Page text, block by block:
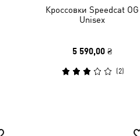
Кроссовки Speedcat OG
Unisex
5 590,00 ₴
(2)